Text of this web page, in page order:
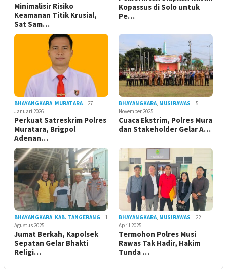
Minimalisir Risiko
Keamanan Titik Krusial,
Sat Sam…
Kopassus di Solo untuk
Pe…
BHAYANGKARA, MURATARA
27
Januari 2026
Perkuat Satreskrim Polres
Muratara, Brigpol
Adenan…
BHAYANGKARA, MUSIRAWAS
5
November 2025
Cuaca Ekstrim, Polres Mura
dan Stakeholder Gelar A…
BHAYANGKARA, KAB. TANGERANG
1
Agustus 2025
Jumat Berkah, Kapolsek
Sepatan Gelar Bhakti
Religi…
BHAYANGKARA, MUSIRAWAS
22
April 2025
Termohon Polres Musi
Rawas Tak Hadir, Hakim
Tunda …